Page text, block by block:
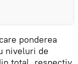
ponderea
niveluri de